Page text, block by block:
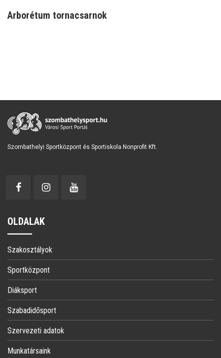
Arborétum tornacsarnok
Szombathelyi Sportközpont és Sportiskola Nonprofit Kft.
OLDALAK
Szakosztályok
Sportközpont
Diáksport
Szabadidősport
Szervezeti adatok
Munkatársaink